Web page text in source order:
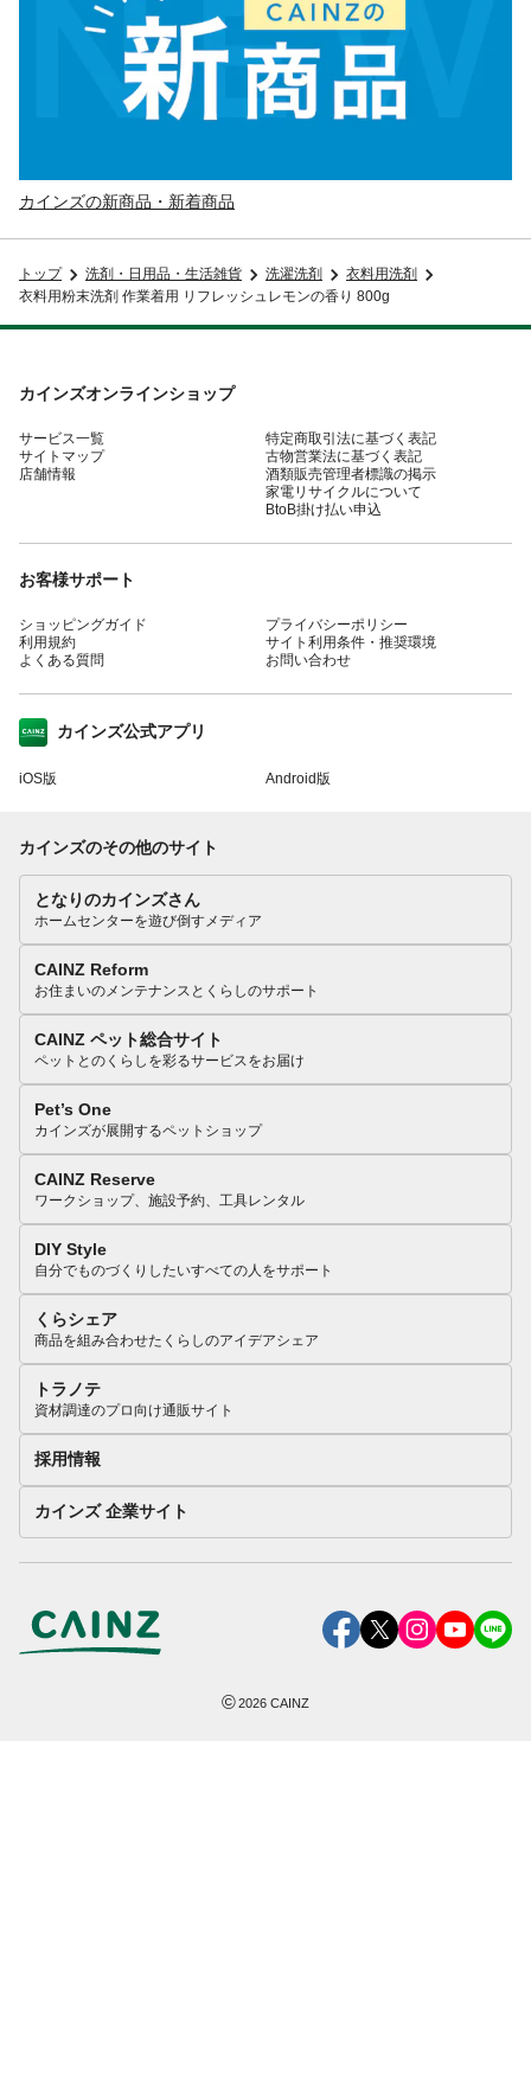
カインズの新商品・新着商品
トップ 洗剤・日用品・生活雑貨 洗濯洗剤
衣料用洗剤
衣料用粉末洗剤 作業着用 リフレッシュレモンの香り 800g
カインズオンラインショップ
サービス一覧
サイトマップ
店舗情報
特定商取引法に基づく表記
古物営業法に基づく表記
酒類販売管理者標識の掲示
家電リサイクルについて
BtoB掛け払い申込
お客様サポート
ショッピングガイド
利用規約
よくある質問
プライバシーポリシー
サイト利用条件・推奨環境
お問い合わせ
カインズ公式アプリ
iOS版 Android版
カインズのその他のサイト
となりのカインズさん
ホームセンターを遊び倒すメディア
CAINZ Reform
お住まいのメンテナンスとくらしのサポート
CAINZ ペット総合サイト
ペットとのくらしを彩るサービスをお届け
Pet’s One
カインズが展開するペットショップ
CAINZ Reserve
ワークショップ、施設予約、工具レンタル
DIY Style
自分でものづくりしたいすべての人をサポート
くらシェア
商品を組み合わせたくらしのアイデアシェア
トラノテ
資材調達のプロ向け通販サイト
採用情報
カインズ 企業サイト
©2026 CAINZ